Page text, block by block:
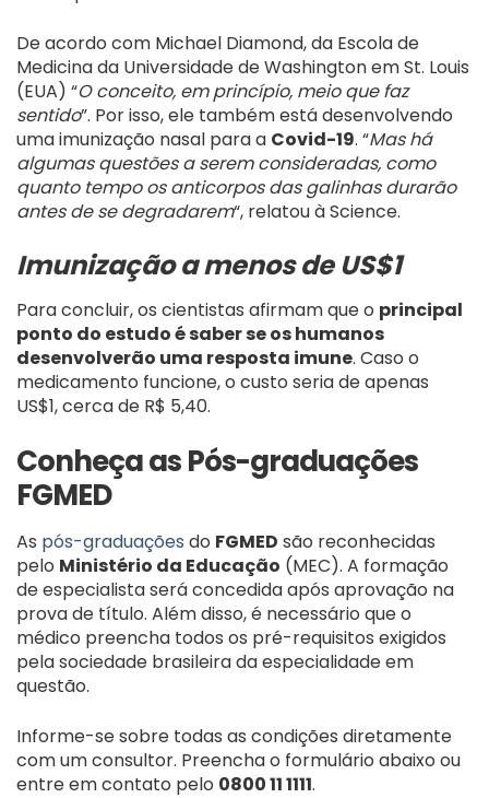
De acordo com Michael Diamond, da Escola de
Medicina da Universidade de Washington em St. Louis
(EUA) “O conceito, em princípio, meio que faz
sentido”. Por isso, ele também está desenvolvendo
uma imunização nasal para a Covid-19. “Mas há
algumas questões a serem consideradas, como
quanto tempo os anticorpos das galinhas durarão
antes de se degradarem“, relatou à Science.
Imunização a menos de US$1
Para concluir, os cientistas afirmam que o principal
ponto do estudo é saber se os humanos
desenvolverão uma resposta imune. Caso o
medicamento funcione, o custo seria de apenas
US$1, cerca de R$ 5,40.
Conheça as Pós-graduações
FGMED
As pós-graduações do FGMED são reconhecidas
pelo Ministério da Educação (MEC). A formação
de especialista será concedida após aprovação na
prova de título. Além disso, é necessário que o
médico preencha todos os pré-requisitos exigidos
pela sociedade brasileira da especialidade em
questão.
Informe-se sobre todas as condições diretamente
com um consultor. Preencha o formulário abaixo ou
entre em contato pelo 0800 11 1111.